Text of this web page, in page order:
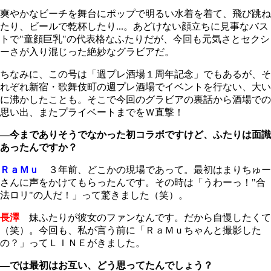
爽やかなビーチを舞台にポップで明るい水着を着て、飛び跳ね
たり、ビールで乾杯したり...。あどけない顔立ちに見事なバス
トで"童顔巨乳"の代表格なふたりだが、今回も元気さとセクシ
ーさが入り混じった絶妙なグラビアだ。
ちなみに、この号は「週プレ酒場１周年記念」でもあるが、そ
れぞれ新宿・歌舞伎町の週プレ酒場でイベントを行ない、大い
に沸かしたことも。そこで今回のグラビアの裏話から酒場での
思い出、またプライベートまでをＷ直撃！
―今までありそうでなかった初コラボですけど、ふたりは面識
あったんですか？
ＲａＭｕ
３年前、どこかの現場であって。最初はまりちゅー
さんに声をかけてもらったんです。その時は「うわーっ！"合
法ロリ"の人だ！」って驚きました（笑）。
長澤妹ふたりが彼女のファンなんです。だから自慢したくて
（笑）。今回も、私が言う前に「ＲａＭｕちゃんと撮影した
の？」ってＬＩＮＥがきました。
―では最初はお互い、どう思ってたんでしょう？